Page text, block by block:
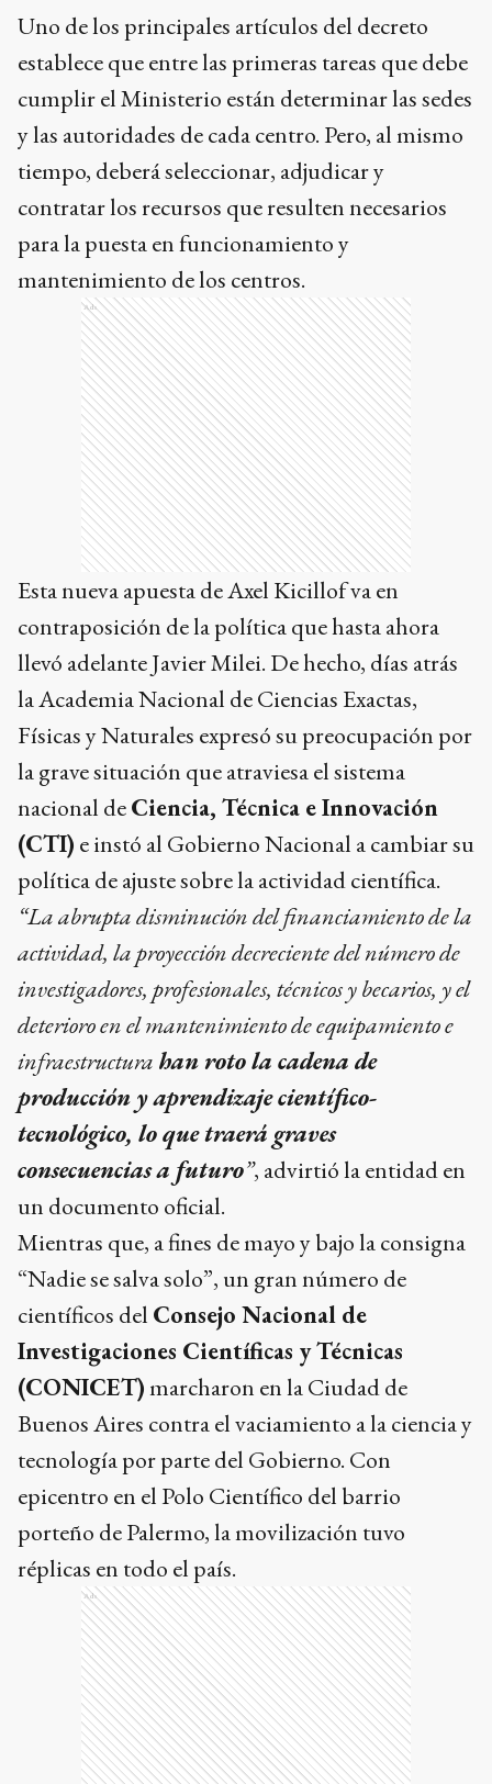
tiempo, deberá seleccionar, adjudicar y
contratar los recursos que resulten necesarios
para la puesta en funcionamiento y
mantenimiento de los centros.
Esta nueva apuesta de Axel Kicillof va en
contraposición de la política que hasta ahora
llevó adelante Javier Milei. De hecho, días atrás
la Academia Nacional de Ciencias Exactas,
Físicas y Naturales expresó su preocupación por
la grave situación que atraviesa el sistema
nacional deCiencia, Técnica e Innovación
(CTI)e instó al Gobierno Nacional a cambiar su
política de ajuste sobre la actividad científica.
“La abrupta disminución del financiamiento de la
actividad, la proyección decreciente del número de
investigadores, profesionales, técnicos y becarios, y el
deterioro en el mantenimiento de equipamiento e
infraestructurahan roto la cadena de
producción y aprendizaje científico-
tecnológico, lo que traerá graves
consecuencias a futuro”, advirtió la entidad en
un documento oficial.
Mientras que, a fines de mayo y bajo la consigna
“Nadie se salva solo”, un gran número de
científicos del Consejo Nacional de
Investigaciones Científicas y Técnicas
(CONICET) marcharon en la Ciudad de
Buenos Aires contra el vaciamiento a la ciencia y
tecnología por parte del Gobierno. Con
epicentro en el Polo Científico del barrio
porteño de Palermo, la movilización tuvo
réplicas en todo el país.
Asimismo, el día de ayer el Gobierno de la
Provincia de Buenos Aires lanzó la cuarta